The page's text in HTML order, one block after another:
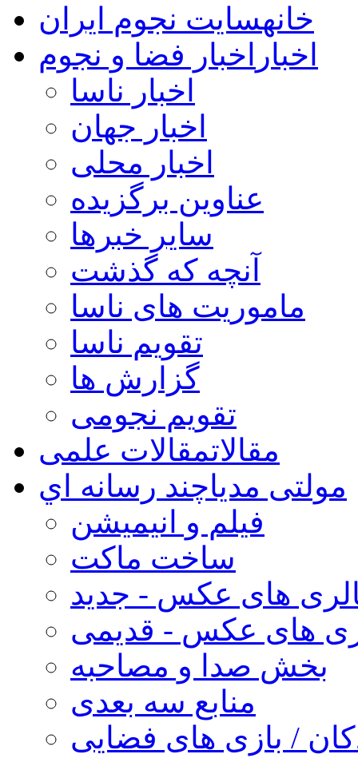
خانهسایت نجوم ایران
اخبار اخبار فضا و نجوم
اخبار ناسا
اخبار جهان
اخبار محلی
عناوین برگزیده
سایر خبرها
آنچه که گذشت
ماموریت های ناسا
تقویم ناسا
گزارش ها
تقویم نجومی
مقالاتمقالات علمی
مولتی مدیاچند رسانه اي
فیلم و انیمیشن
ساخت ماکت
های عکس - جدید
های عکس - قدیمی
بخش صدا و مصاحبه
منابع سه بعدی
/ بازی های فضایی